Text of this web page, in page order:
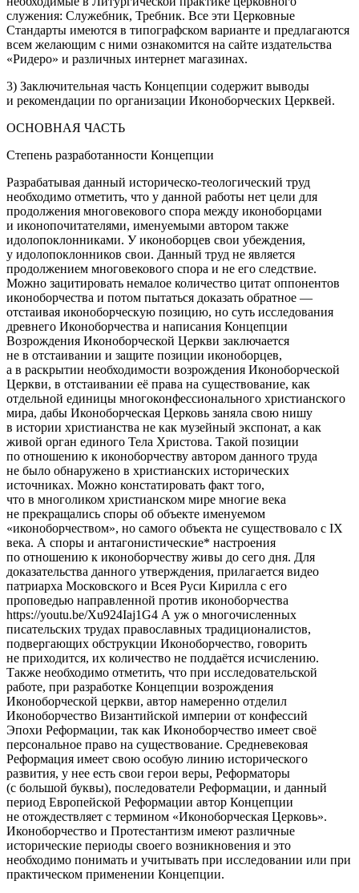
служения: Служебник, Требник. Все эти Церковные
Стандарты имеются в типографском варианте и предлагаются
всем желающим с ними ознакомится на сайте издательства
«Ридеро» и различных интернет магазинах.
3) Заключительная часть Концепции содержит выводы
и рекомендации по организации Иконоборческих Церквей.
ОСНОВНАЯ ЧАСТЬ
Степень разработанности Концепции
Разрабатывая данный историческо-теологический труд
необходимо отметить, что у данной работы нет цели для
продолжения многовекового спора между иконоборцами
и иконопочитателями, именуемыми автором также
идолопоклонниками. У иконоборцев свои убеждения,
у идолопоклонников свои. Данный труд не является
продолжением многовекового спора и не его следствие.
Можно зацитировать немалое количество цитат оппонентов
иконоборчества и потом пытаться доказать обратное —
отстаивая иконоборческую позицию, но суть исследования
древнего Иконоборчества и написания Концепции
Возрождения Иконоборческой Церкви заключается
не в отстаивании и защите позиции иконоборцев,
а в раскрытии необходимости возрождения Иконоборческой
Церкви, в отстаивании её права на существование, как
отдельной единицы многоконфессионального христианского
мира, дабы Иконоборческая Церковь заняла свою нишу
в истории христианства не как музейный экспонат, а как
живой орган единого Тела Христова. Такой позиции
по отношению к иконоборчеству автором данного труда
не было обнаружено в христианских исторических
источниках. Можно констатировать факт того,
что в многоликом христианском мире многие века
не прекращались споры об объекте именуемом
«иконоборчеством», но самого объекта не существовало с IX
века. А споры и антагонистические* настроения
по отношению к иконоборчеству живы до сего дня. Для
доказательства данного утверждения, прилагается видео
патриарха Московского и Всея Руси Кирилла с его
проповедью направленной против иконоборчества
https://youtu.be/Xu924Iaj1G4 А уж о многочисленных
писательских трудах православных традиционалистов,
подвергающих обструкции Иконоборчество, говорить
не приходится, их количество не поддаётся исчислению.
Также необходимо отметить, что при исследовательской
работе, при разработке Концепции возрождения
Иконоборческой церкви, автор намеренно отделил
Иконоборчество Византийской империи от конфессий
Эпохи Реформации, так как Иконоборчество имеет своё
персональное право на существование. Средневековая
Реформация имеет свою особую линию исторического
развития, у нее есть свои герои веры, Реформаторы
(с большой буквы), последователи Реформации, и данный
период Европейской Реформации автор Концепции
не отождествляет с термином «Иконоборческая Церковь».
Иконоборчество и Протестантизм имеют различные
исторические периоды своего возникновения и это
необходимо понимать и учитывать при исследовании или при
практическом применении Концепции.